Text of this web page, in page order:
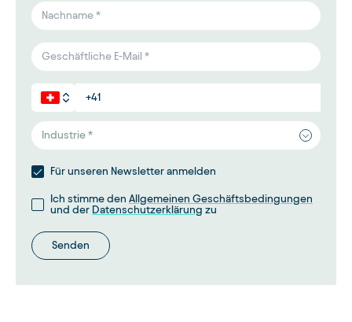
Industrie *
Für unseren Newsletter anmelden
Ich stimme den Allgemeinen Geschäftsbedingungen
und der Datenschutzerklärung zu
Senden